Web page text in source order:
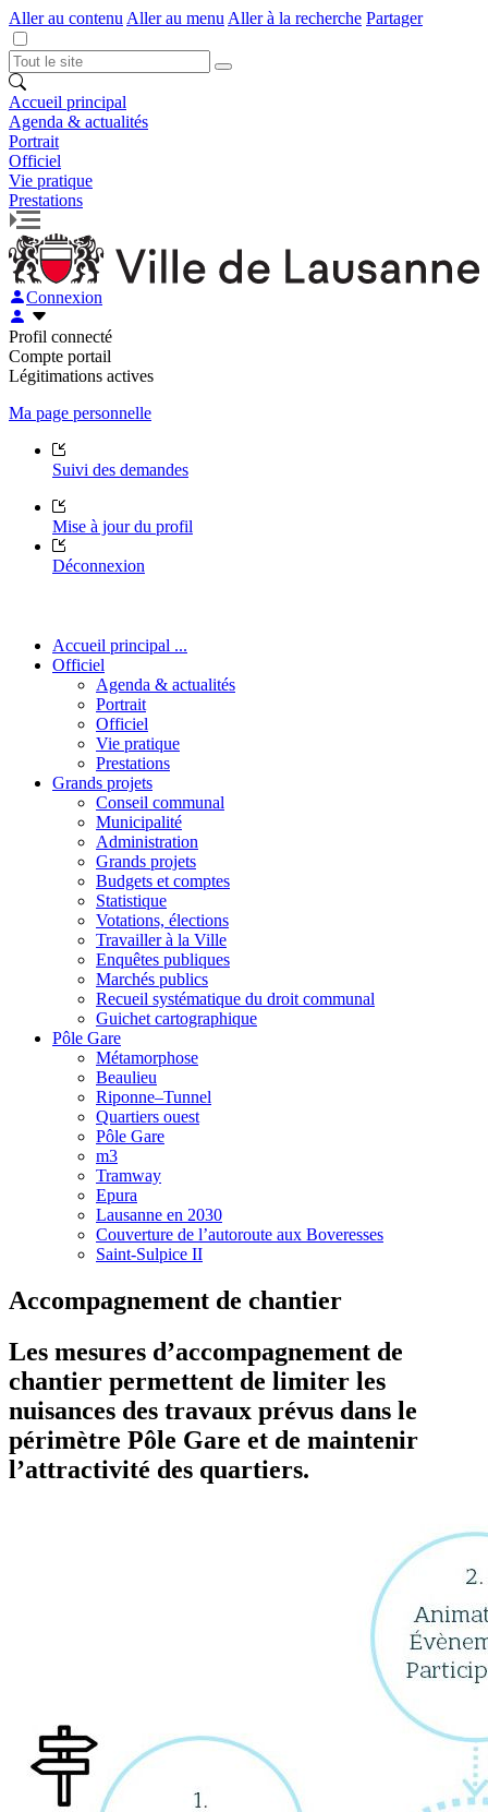
Aller au contenu Aller au menu Aller à la recherche Partager
Accueil principal
Agenda & actualités
Portrait
Officiel
Vie pratique
Prestations
Connexion
Profil connecté
Compte portail
Légitimations actives
Ma page personnelle
Suivi des demandes
Mise à jour du profil
Déconnexion
Accueil principal ...
Officiel
Agenda & actualités
Portrait
Officiel
Vie pratique
Prestations
Grands projets
Conseil communal
Municipalité
Administration
Grands projets
Budgets et comptes
Statistique
Votations, élections
Travailler à la Ville
Enquêtes publiques
Marchés publics
Recueil systématique du droit communal
Guichet cartographique
Pôle Gare
Métamorphose
Beaulieu
Riponne–Tunnel
Quartiers ouest
Pôle Gare
m3
Tramway
Epura
Lausanne en 2030
Couverture de l’autoroute aux Boveresses
Saint-Sulpice II
Accompagnement de chantier
Les mesures d’accompagnement de
chantier permettent de limiter les
nuisances des travaux prévus dans le
périmètre Pôle Gare et de maintenir
l’attractivité des quartiers.